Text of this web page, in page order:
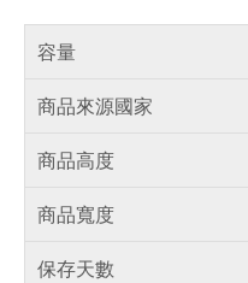
容量
商品來源國家
商品高度
商品寬度
保存天數